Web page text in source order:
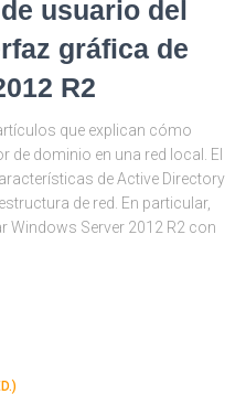
usuario del
gráfica de
R2
que explican cómo
dominio en una red local. El
de Active Directory
de red. En particular,
Windows Server 2012 R2 con